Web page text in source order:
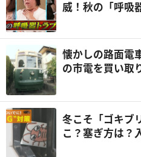
威！秋の「呼吸
懐かしの路面電
の市電を買い取
冬こそ「ゴキブ
こ？塞ぎ方は？